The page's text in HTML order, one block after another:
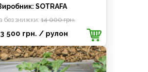
SOTRAFA
без знижки: 14 000 грн.
500 грн. / рулон